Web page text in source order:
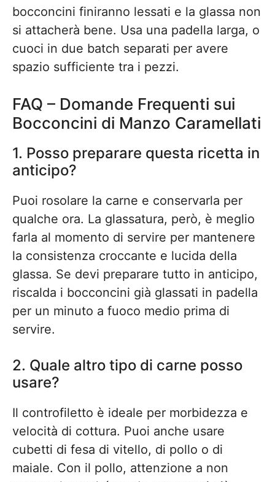
bocconcini finiranno lessati e la glassa non
si attacherà bene. Usa una padella larga, o
cuoci in due batch separati per avere
spazio sufficiente tra i pezzi.
FAQ – Domande Frequenti sui
Bocconcini di Manzo Caramellati
1. Posso preparare questa ricetta in
anticipo?
Puoi rosolare la carne e conservarla per
qualche ora. La glassatura, però, è meglio
farla al momento di servire per mantenere
la consistenza croccante e lucida della
glassa. Se devi preparare tutto in anticipo,
riscalda i bocconcini già glassati in padella
per un minuto a fuoco medio prima di
servire.
2. Quale altro tipo di carne posso
usare?
Il controfiletto è ideale per morbidezza e
velocità di cottura. Puoi anche usare
cubetti di fesa di vitello, di pollo o di
maiale. Con il pollo, attenzione a non